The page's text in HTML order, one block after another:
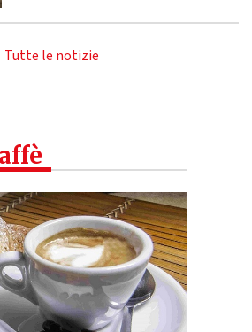
Tutte le notizie